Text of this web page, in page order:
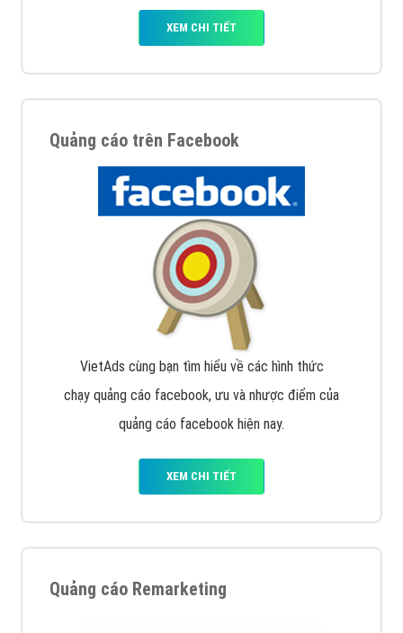
XEM CHI TIẾT
Quảng cáo trên Facebook
VietAds cùng bạn tìm hiểu về các hình thức
chạy quảng cáo facebook, ưu và nhược điểm của
quảng cáo facebook hiện nay.
XEM CHI TIẾT
Quảng cáo Remarketing